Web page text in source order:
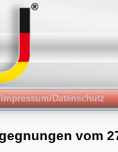
Impressum/Datenschutz